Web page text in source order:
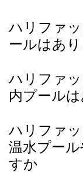
ハリファ
ールはあ
ハリファ
内プール
ハリファ
温水プー
すか